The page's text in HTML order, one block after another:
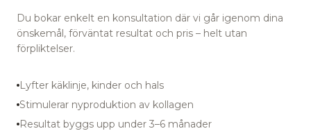
Du bokar enkelt en konsultation där vi går igenom dina
önskemål, förväntat resultat och pris – helt utan
förpliktelser.
Lyfter käklinje, kinder och hals
Stimulerar nyproduktion av kollagen
Resultat byggs upp under 3–6 månader